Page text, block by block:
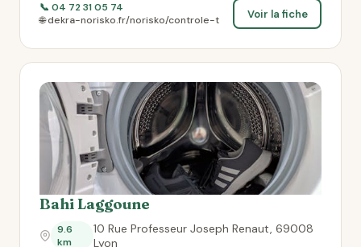
📞 04 72 31 05 74
🌐 dekra-norisko.fr/norisko/controle-t
Voir la fiche
Bahi Laggoune
9.6
km
10 Rue Professeur Joseph Renaut, 69008
Lyon